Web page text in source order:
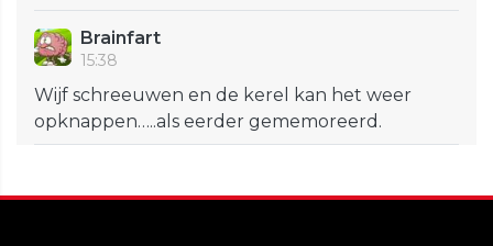
Brainfart
15:38
Wijf schreeuwen en de kerel kan het weer
opknappen…..als eerder gememoreerd.